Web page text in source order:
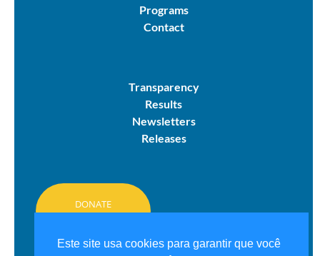
Programs
Contact
Transparency
Results
Newsletters
Releases
DONATE
Este site usa cookies para garantir que você